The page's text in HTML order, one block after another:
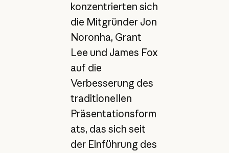
konzentrierten sich
die Mitgründer Jon
Noronha, Grant
Lee und James Fox
auf die
Verbesserung des
traditionellen
Präsentationsform
ats, das sich seit
der Einführung des